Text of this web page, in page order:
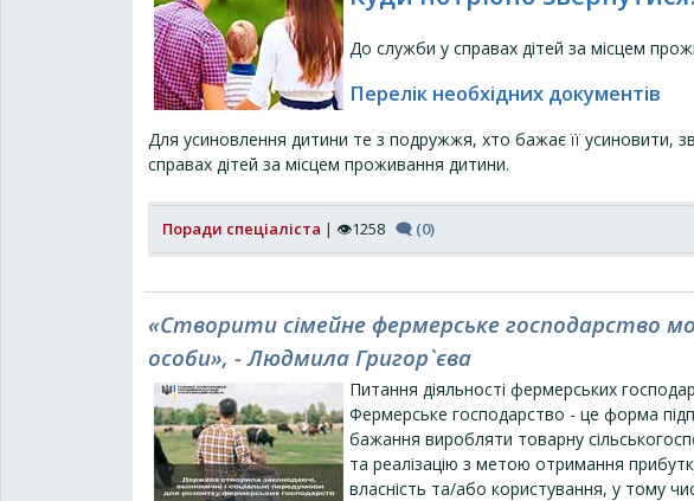
До служби у справах дітей за місцем
Перелік необхідних документів
Для усиновлення дитини те з подружжя, хто бажає її усиновити,
справах дітей за місцем проживання дитини.
Поради спеціаліста | 👁1258 🗨 (0)
«Створити сімейне фермерське господарство
особи», - Людмила Григор`єва
Питання діяльності фермерських
Фермерське господарство - це форма
бажання виробляти товарну
та реалізацію з метою отримання
власність та/або користування, у тому